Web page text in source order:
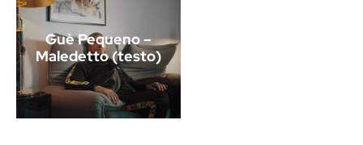
Guè Pequeno –
Maledetto (testo)